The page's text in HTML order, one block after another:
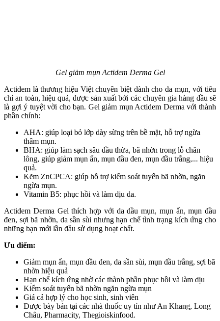
Gel giảm mụn Actidem Derma Gel
Actidem là thương hiệu Việt chuyên biệt dành cho da mụn, với tiêu
chí an toàn, hiệu quả, được sản xuất bởi các chuyên gia hàng đầu sẽ
là gợi ý tuyệt vời cho bạn. Gel giảm mụn Actidem Derma với thành
phần chính:
AHA: giúp loại bỏ lớp dày sừng trên bề mặt, hỗ trợ ngừa
thâm mụn.
BHA: giúp làm sạch sâu dầu thừa, bã nhờn trong lỗ chân
lông, giúp giảm mụn ẩn, mụn đầu đen, mụn đầu trắng,... hiệu
quả.
Kẽm ZnCPCA: giúp hỗ trợ kiểm soát tuyến bã nhờn, ngăn
ngừa mụn.
Vitamin B5: phục hồi và làm dịu da.
Actidem Derma Gel thích hợp với da dầu mụn, mụn ẩn, mụn đầu
đen, sợi bã nhờn, da sần sùi nhưng hạn chế tình trạng kích ứng cho
những bạn mới lần đầu sử dụng hoạt chất.
Ưu điểm:
Giảm mụn ẩn, mụn đầu đen, da sần sùi, mụn đầu trắng, sợi bã
nhờn hiệu quả
Hạn chế kích ứng nhờ các thành phần phục hồi và làm dịu
Kiểm soát tuyến bã nhờn ngăn ngừa mụn
Giá cả hợp lý cho học sinh, sinh viên
Được bày bán tại các nhà thuốc uy tín như An Khang, Long
Châu, Pharmacity, Thegioiskinfood.